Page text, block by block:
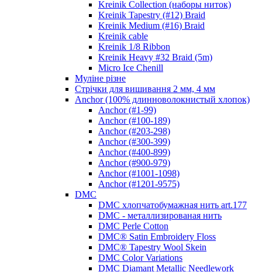
Kreinik Collection (наборы ниток)
Kreinik Tapestry (#12) Braid
Kreinik Medium (#16) Braid
Kreinik cable
Kreinik 1/8 Ribbon
Kreinik Heavy #32 Braid (5m)
Micro Ice Chenill
Муліне різне
Стрічки для вишивання 2 мм, 4 мм
Anchor (100% длинноволокнистый хлопок)
Anchor (#1-99)
Anchor (#100-189)
Anchor (#203-298)
Anchor (#300-399)
Anchor (#400-899)
Anchor (#900-979)
Anchor (#1001-1098)
Anchor (#1201-9575)
DMC
DMC хлопчатобумажная нить art.177
DMC - металлизированая нить
DMC Perle Cotton
DMC® Satin Embroidery Floss
DMC® Tapestry Wool Skein
DMC Color Variations
DMC Diamant Metallic Needlework